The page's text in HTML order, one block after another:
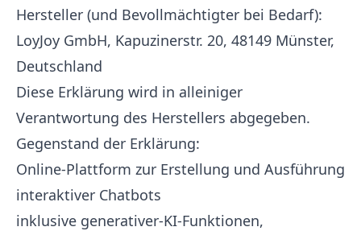
Hersteller (und Bevollmächtigter bei Bedarf):
LoyJoy GmbH, Kapuzinerstr. 20, 48149 Münster,
Deutschland
Diese Erklärung wird in alleiniger
Verantwortung des Herstellers abgegeben.
Gegenstand der Erklärung:
Online-Plattform zur Erstellung und Ausführung
interaktiver Chatbots
inklusive generativer-KI-Funktionen,